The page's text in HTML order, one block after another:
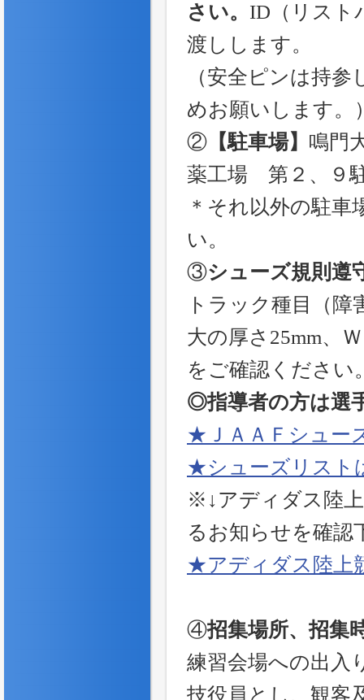
さい。 ID（リスト
渡しします。
（安全ピンは持
めお願いします。
② 【駐車場】 鳴門
薬工場 第２、９
＊それ以外の駐
い。
③シューズ規則遵
トラック種目（障
大の厚さ25mm、
をご確認ください
◎指導者の方は選
★ＪＡＡＦシュー
★シューズリスト
※↓アディダス陸
るお知らせを確認
★アディダス陸上
④招集場所、招集
練習会場への出入
技役員とし、観客